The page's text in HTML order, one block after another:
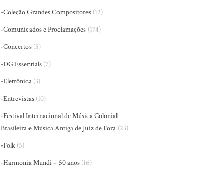
-Coleção Grandes Compositores (12)
-Comunicados e Proclamações (174)
-Concertos (5)
-DG Essentials (7)
-Eletrônica (3)
-Entrevistas (10)
-Festival Internacional de Música Colonial
Brasileira e Música Antiga de Juiz de Fora (23)
-Folk (5)
-Harmonia Mundi – 50 anos (16)